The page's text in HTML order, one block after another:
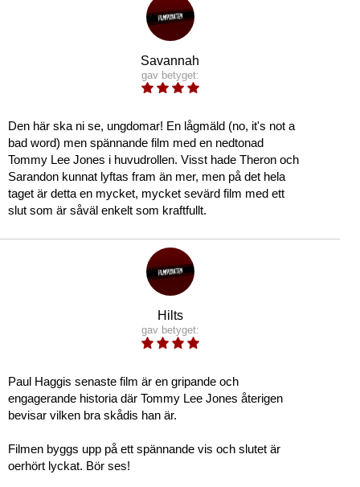
Savannah
gav betyget:
Den här ska ni se, ungdomar! En lågmäld (no, it's not a
bad word) men spännande film med en nedtonad
Tommy Lee Jones i huvudrollen. Visst hade Theron och
Sarandon kunnat lyftas fram än mer, men på det hela
taget är detta en mycket, mycket sevärd film med ett
slut som är såväl enkelt som kraftfullt.
Hilts
gav betyget:
Paul Haggis senaste film är en gripande och
engagerande historia där Tommy Lee Jones återigen
bevisar vilken bra skådis han är.
Filmen byggs upp på ett spännande vis och slutet är
oerhört lyckat. Bör ses!